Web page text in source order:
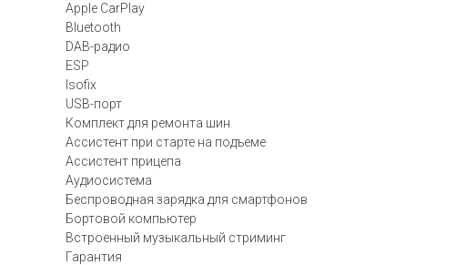
Apple CarPlay
Bluetooth
DAB-радио
ESP
Isofix
USB-порт
Комплект для ремонта шин
Ассистент при старте на подъеме
Ассистент прицепа
Аудиосистема
Беспроводная зарядка для смартфонов
Бортовой компьютер
Встроенный музыкальный стриминг
Гарантия